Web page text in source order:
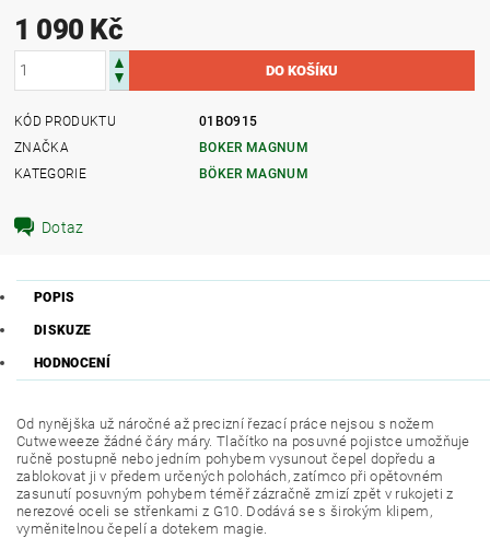
1 090 Kč
KÓD PRODUKTU
01BO915
ZNAČKA
BOKER MAGNUM
KATEGORIE
BÖKER MAGNUM
Dotaz
POPIS
DISKUZE
HODNOCENÍ
Od nynějška už náročné až precizní řezací práce nejsou s nožem
Cutweweeze žádné čáry máry. Tlačítko na posuvné pojistce umožňuje
ručně postupně nebo jedním pohybem vysunout čepel dopředu a
zablokovat ji v předem určených polohách, zatímco při opětovném
zasunutí posuvným pohybem téměř zázračně zmizí zpět v rukojeti z
nerezové oceli se střenkami z G10. Dodává se s širokým klipem,
vyměnitelnou čepelí a dotekem magie.